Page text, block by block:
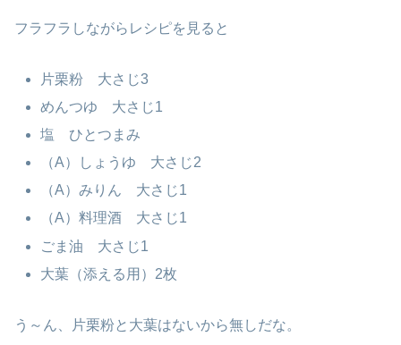
フラフラしながらレシピを見ると
片栗粉 大さじ3
めんつゆ 大さじ1
塩 ひとつまみ
（A）しょうゆ 大さじ2
（A）みりん 大さじ1
（A）料理酒 大さじ1
ごま油 大さじ1
大葉（添える用）2枚
う～ん、片栗粉と大葉はないから無しだな。